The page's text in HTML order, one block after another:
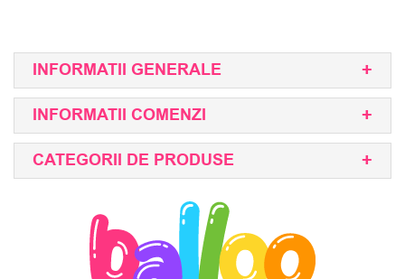
INFORMATII GENERALE
INFORMATII COMENZI
CATEGORII DE PRODUSE